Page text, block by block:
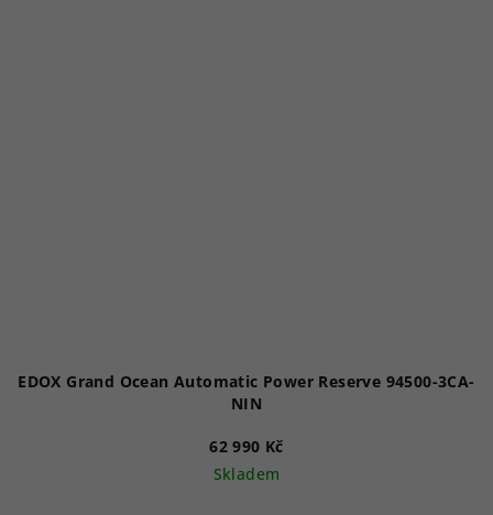
EDOX Grand Ocean Automatic Power Reserve 94500-3CA-
NIN
62 990 Kč
Skladem